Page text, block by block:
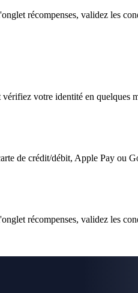
récompenses, validez les
votre identité en quelques
de crédit/débit, Apple Pay ou
récompenses, validez les